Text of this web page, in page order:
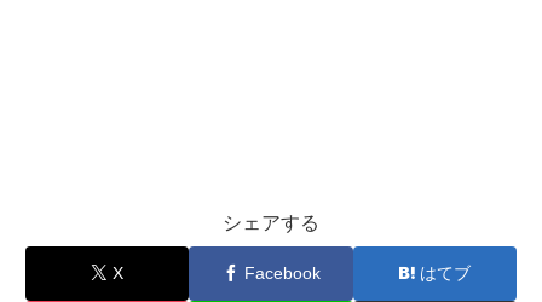
シェアする
X Facebook はてブ